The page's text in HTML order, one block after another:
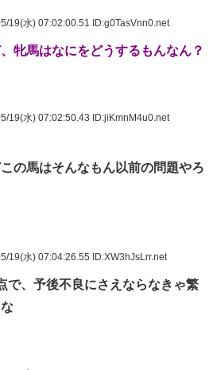
19(水) 07:02:00.51 ID:g0TasVnn0.net
牝馬はなにをどうするもんなん？
19(水) 07:02:50.43 ID:jiKmnM4u0.net
の馬はそんなもん以前の問題やろ
19(水) 07:04:26.55 ID:XW3hJsLrr.net
で、予後不良にさえならなきゃ繁